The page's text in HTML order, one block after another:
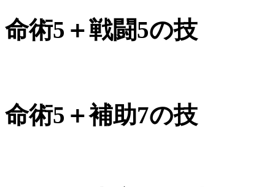
命術5＋戦闘5の技
命術5＋補助7の技